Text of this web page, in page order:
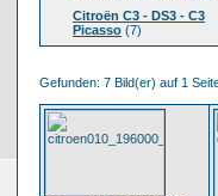
Citroën C3 - DS3 - C3
Picasso (7)
Gefunden: 7 Bild(er) auf 1